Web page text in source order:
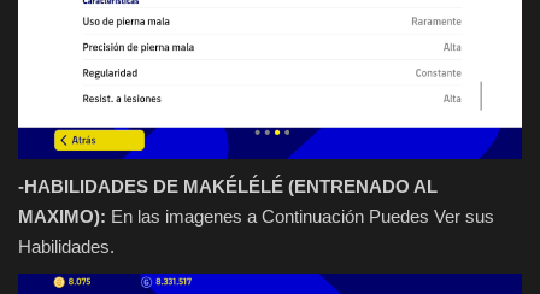
-HABILIDADES DE MAKÉLÉLÉ (ENTRENADO AL
MAXIMO): En las imagenes a Continuación Puedes Ver sus
Habilidades.